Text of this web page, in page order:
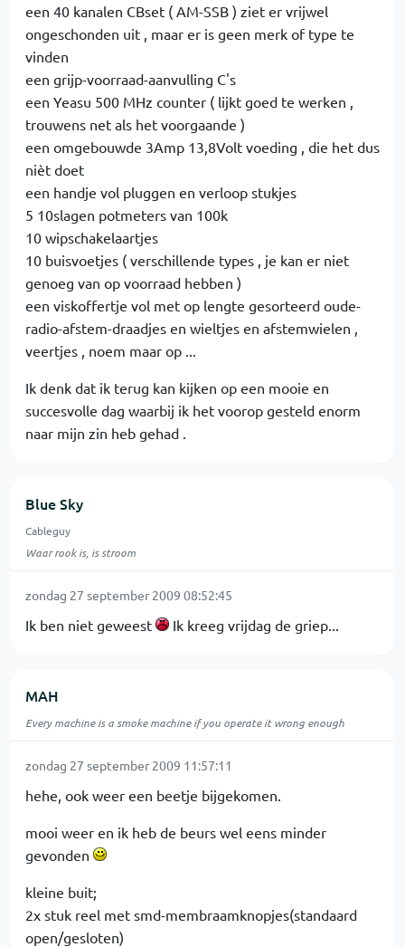
een 40 kanalen CBset ( AM-SSB ) ziet er vrijwel
ongeschonden uit , maar er is geen merk of type te
vinden
een grijp-voorraad-aanvulling C's
een Yeasu 500 MHz counter ( lijkt goed te werken ,
trouwens net als het voorgaande )
een omgebouwde 3Amp 13,8Volt voeding , die het dus
nièt doet
een handje vol pluggen en verloop stukjes
5 10slagen potmeters van 100k
10 wipschakelaartjes
10 buisvoetjes ( verschillende types , je kan er niet
genoeg van op voorraad hebben )
een viskoffertje vol met op lengte gesorteerd oude-
radio-afstem-draadjes en wieltjes en afstemwielen ,
veertjes , noem maar op ...
Ik denk dat ik terug kan kijken op een mooie en
succesvolle dag waarbij ik het voorop gesteld enorm
naar mijn zin heb gehad .
Blue Sky
Cableguy
Waar rook is, is stroom
zondag 27 september 2009 08:52:45
Ik ben niet geweest Ik kreeg vrijdag de griep...
MAH
Every machine is a smoke machine if you operate it wrong enough
zondag 27 september 2009 11:57:11
hehe, ook weer een beetje bijgekomen.
mooi weer en ik heb de beurs wel eens minder
gevonden
kleine buit;
2x stuk reel met smd-membraamknopjes(standaard
open/gesloten)